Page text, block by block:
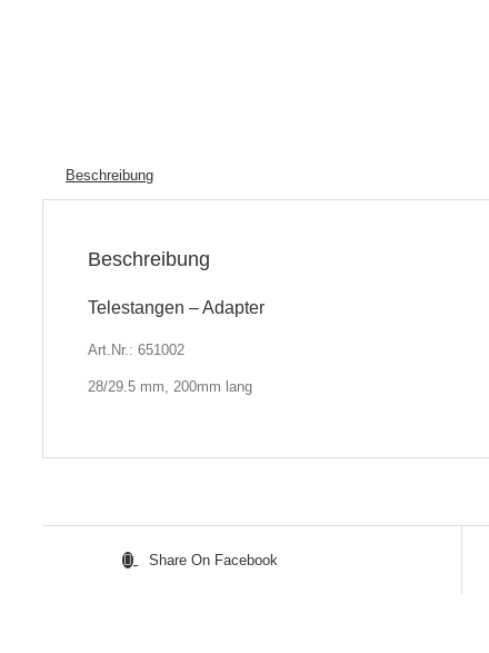
Beschreibung
Beschreibung
Telestangen – Adapter
Art.Nr.: 651002
28/29.5 mm, 200mm lang
Share On Facebook